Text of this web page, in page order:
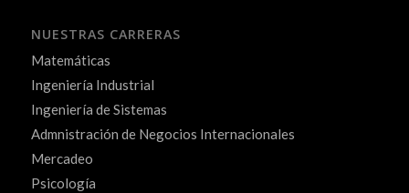
NUESTRAS CARRERAS
Matemáticas
Ingeniería Industrial
Ingeniería de Sistemas
Admnistración de Negocios Internacionales
Mercadeo
Psicología